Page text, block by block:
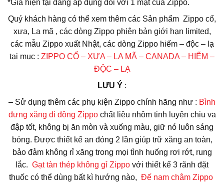
*Giá hiện tại đang áp dụng đối với 1 mặt của Zippo.
Quý khách hàng có thể xem thêm các Sản phẩm Zippo cổ,
xưa, La mã , các dòng Zippo phiên bản giới hạn limited,
các mẫu Zippo xuất Nhật, các dòng Zippo hiếm – độc – lạ
tại mục : ZIPPO CỔ – XƯA – LA MÃ – CANADA – HIẾM –
ĐỘC – LẠ
LƯU Ý :
– Sử dụng thêm các phụ kiện Zippo chính hãng như : Bình
đựng xăng di động Zippochất liệu nhôm tinh luyện chịu va
đập tốt, không bị ăn mòn và xuống màu, giữ nó luôn sáng
bóng. Được thiết kế an đóng 2 lần giúp trữ xăng an toàn,
bảo đảm không rỉ xăng trong mọi tình huống rơi rớt, rung
lắc. Gạt tàn thép không gỉ Zippo với thiết kế 3 rãnh đặt
thuốc có thể dùng bất kì hướng nào, Đế nam châm Zippo